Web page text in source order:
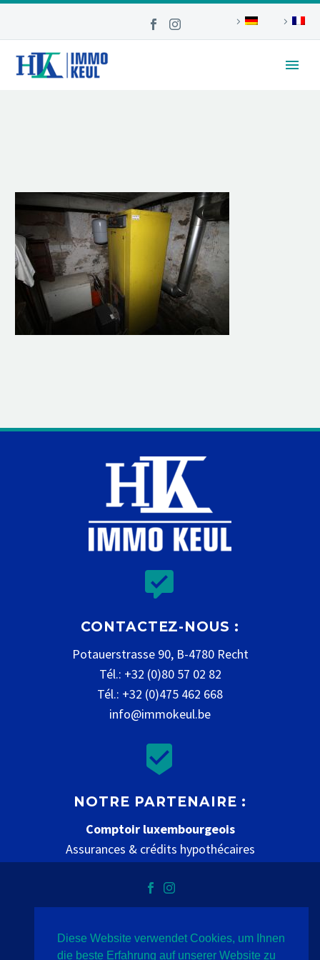


CONTACTEZ-NOUS :
Potauerstrasse 90, B-4780 Recht
Tél.: +32 (0)80 57 02 82
Tél.: +32 (0)475 462 668
info@immokeul.be


NOTRE PARTENAIRE :
Comptoir luxembourgeois
Assurances & crédits hypothécaires
Datenschutz Impressum Kontakt
Diese Website verwendet Cookies, um Ihnen
die beste Erfahrung auf unserer Website zu